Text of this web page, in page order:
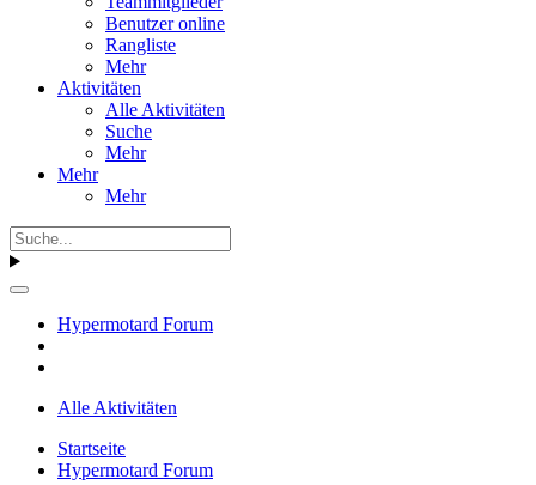
Benutzer online
Rangliste
Mehr
Aktivitäten
Alle Aktivitäten
Suche
Mehr
Mehr
Mehr
Hypermotard Forum
Alle Aktivitäten
Startseite
Hypermotard Forum